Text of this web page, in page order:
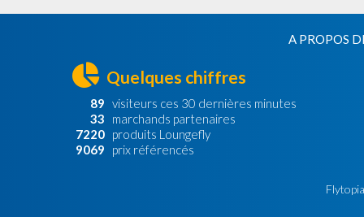
A PROPOS
Quelques chiffres
89 visiteurs ces 30 dernières minutes
33
marchands partenaires
7220 produits Loungefly
9069
prix référencés